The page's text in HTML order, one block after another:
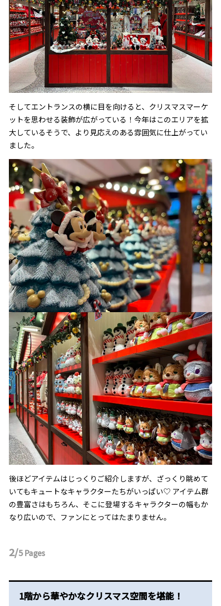
そしてエントランスの横に目を向けると、クリスマスマーケ
ットを思わせる装飾が広がっている！今年はこのエリアを拡
大しているそうで、より見応えのある雰囲気に仕上がってい
ました。
後ほどアイテムはじっくりご紹介しますが、ざっくり眺めて
いてもキュートなキャラクターたちがいっぱい♡ アイテム群
の豊富さはもちろん、そこに登場するキャラクターの幅もか
なり広いので、ファンにとってはたまりません。
2/5Pages
1階から華やかなクリスマス空間を堪能！